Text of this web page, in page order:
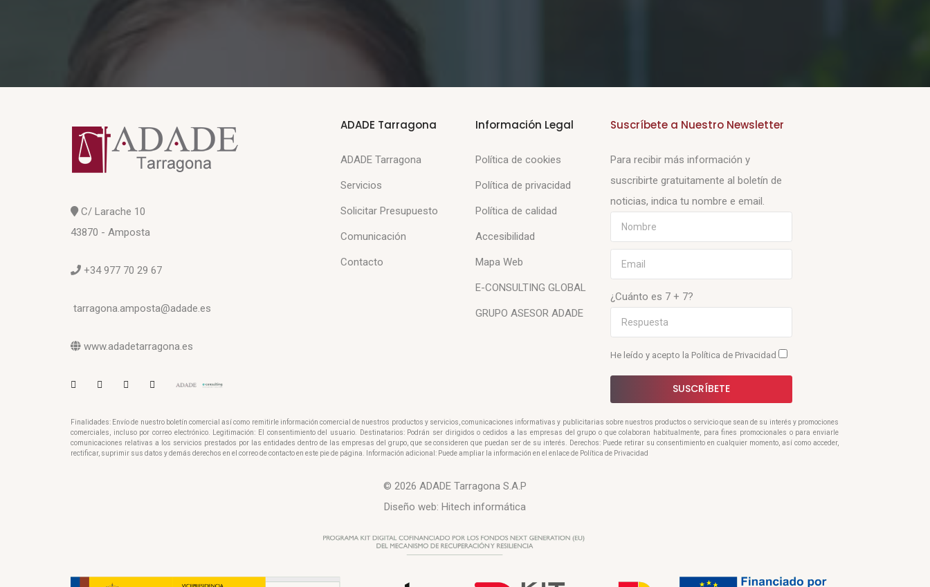
C/ Larache 10
43870 - Amposta
+34 977 70 29 67
tarragona.amposta@adade.es
www.adadetarragona.es
ADADE Tarragona
ADADE Tarragona
Servicios
Solicitar Presupuesto
Comunicación
Contacto
Información Legal
Política de cookies
Política de privacidad
Política de calidad
Accesibilidad
Mapa Web
E-CONSULTING GLOBAL
GRUPO ASESOR ADADE
Suscríbete a Nuestro Newsletter
Para recibir más información y
suscribirte gratuitamente al boletín de
noticias, indica tu nombre e email.
¿Cuánto es 7 + 7?
He leído y acepto la Política de Privacidad
SUSCRÍBETE
Finalidades: Envío de nuestro boletín comercial así como remitirle información comercial de nuestros productos y servicios, comunicaciones informativas y publicitarias sobre nuestros productos o servicio que sean de su interés y promociones
comerciales, incluso por correo electrónico. Legitimación: El consentimiento del usuario. Destinatarios: Podrán ser dirigidos o cedidos a las empresas del grupo o que colaboran habitualmente, para fines promocionales o para enviarle
comunicaciones relativas a los servicios prestados por las entidades dentro de las empresas del grupo, que se consideren que puedan ser de su interés. Derechos: Puede retirar su consentimiento en cualquier momento, así como acceder,
rectificar, suprimir sus datos y demás derechos en el correo de contacto en este pie de página. Información adicional: Puede ampliar la información en el enlace de Política de Privacidad
© 2026 ADADE Tarragona S.A.P
Diseño web: Hitech informática